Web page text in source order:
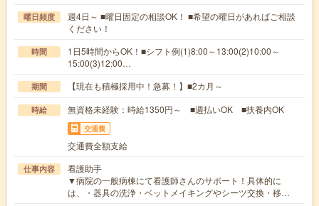
曜日頻度
週4日～ ■曜日固定の相談OK！ ■希望の曜日があればご相談
ください！
時間
1日5時間からOK！■シフト例(1)8:00～13:00(2)10:00～
15:00(3)12:00…
期間 【現在も積極採用中！急募！】■2カ月～
時給 無資格未経験：時給1350円～ ■週払いOK ■扶養内OK
交通費
交通費全額支給
仕事内容
看護助手
▼病院の一般病棟にて看護師さんのサポート！具体的に
は、・器具の洗浄・ベットメイキングやシーツ交換・移…